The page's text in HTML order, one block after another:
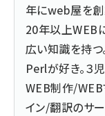
年にweb屋を創
20年以上WEB
広い知識を持つ
Perlが好き。３
WEB制作/WEB
イン/翻訳のサ